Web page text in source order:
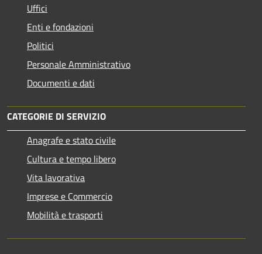
Uffici
Enti e fondazioni
Politici
Personale Amministrativo
Documenti e dati
CATEGORIE DI SERVIZIO
Anagrafe e stato civile
Cultura e tempo libero
Vita lavorativa
Imprese e Commercio
Mobilità e trasporti